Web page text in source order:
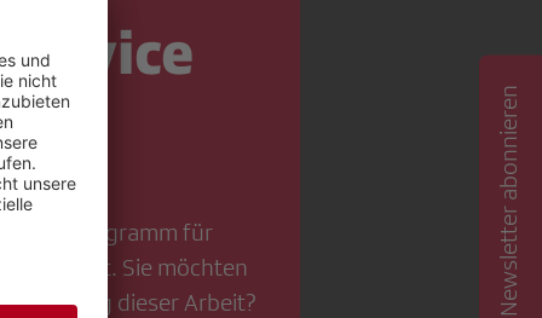
Programm für
Welt. Sie möchten
dieser Arbeit?
Newsletter abonnieren